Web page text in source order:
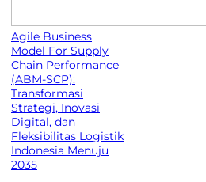
Agile Business
Model For Supply
Chain Performance
(ABM-SCP):
Transformasi
Strategi, Inovasi
Digital, dan
Fleksibilitas Logistik
Indonesia Menuju
2035